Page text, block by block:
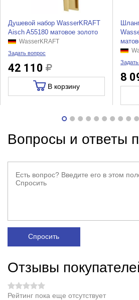
Душевой набор WasserKRAFT
Aisch A55180 матовое золото
WasserKRAFT
Задать вопрос
42 110
В корзину
8
Вопросы и ответы
Спросить
Отзывы
Рейтинг пока еще отсутствует